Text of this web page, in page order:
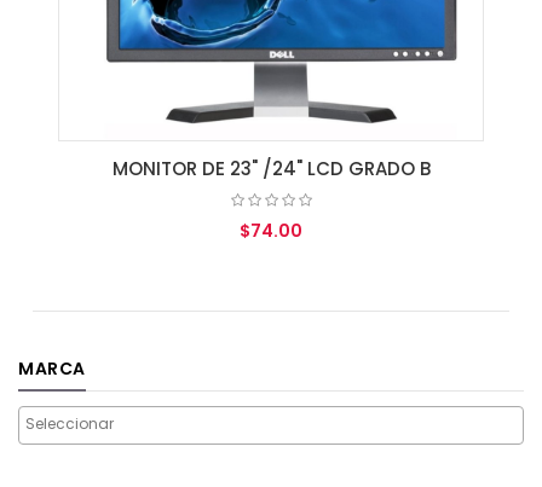
MONITOR DE 23" /24" LCD GRADO B
$74.00
MARCA